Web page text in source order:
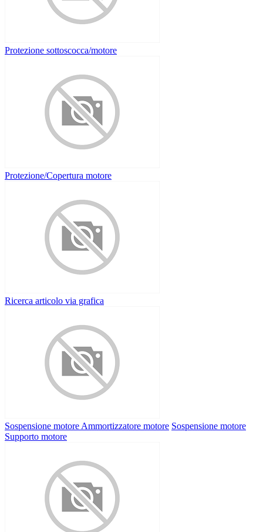
Protezione sottoscocca/motore
Protezione/Copertura motore
Ricerca articolo via grafica
Sospensione motore Ammortizzatore motore Sospensione motore
Supporto motore